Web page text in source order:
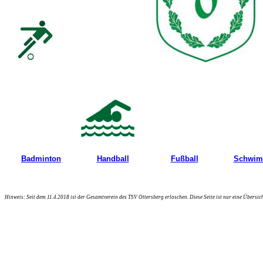
Badminton Handball Fußball
Hinweis: Seit dem 11.4.2018 ist der Gesamtverein des TSV Ottersberg erloschen. Diese Seite ist nur eine